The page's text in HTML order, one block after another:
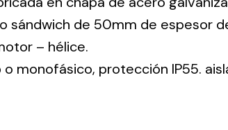
sándwich de 50mm de espesor
– hélice.
monofásico, protección IP55.